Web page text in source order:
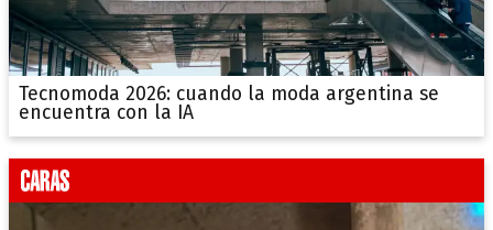
Tecnomoda 2026: cuando la moda argentina se
encuentra con la IA